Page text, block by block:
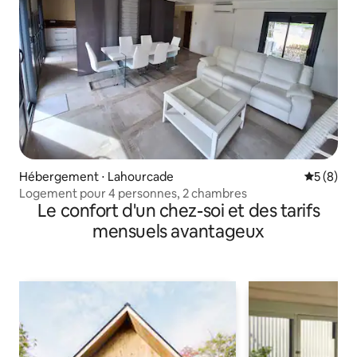
Hébergement ⋅ Lahourcade
5 (8)
Logement pour 4 personnes, 2 chambres
Le confort d'un chez-soi et des tarifs
mensuels avantageux